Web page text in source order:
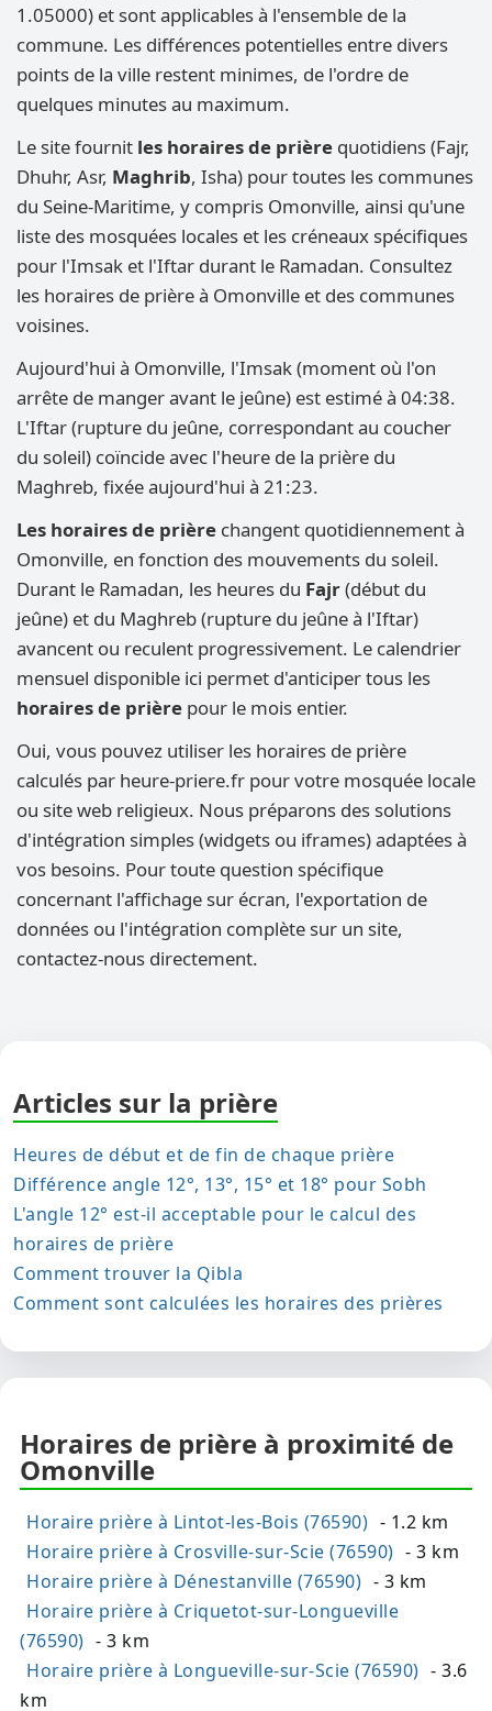
1.05000) et sont applicables à l'ensemble de la
commune. Les différences potentielles entre divers
points de la ville restent minimes, de l'ordre de
quelques minutes au maximum.
Le site fournit les horaires de prière quotidiens (Fajr,
Dhuhr, Asr, Maghrib, Isha) pour toutes les communes
du Seine-Maritime, y compris Omonville, ainsi qu'une
liste des mosquées locales et les créneaux spécifiques
pour l'Imsak et l'Iftar durant le Ramadan. Consultez
les horaires de prière à Omonville et des communes
voisines.
Aujourd'hui à Omonville, l'Imsak (moment où l'on
arrête de manger avant le jeûne) est estimé à 04:38.
L'Iftar (rupture du jeûne, correspondant au coucher
du soleil) coïncide avec l'heure de la prière du
Maghreb, fixée aujourd'hui à 21:23.
Les horaires de prière changent quotidiennement à
Omonville, en fonction des mouvements du soleil.
Durant le Ramadan, les heures du Fajr(début du
jeûne) et du Maghreb (rupture du jeûne à l'Iftar)
avancent ou reculent progressivement. Le calendrier
mensuel disponible ici permet d'anticiper tous les
horaires de prière pour le mois entier.
Oui, vous pouvez utiliser les horaires de prière
calculés par heure-priere.fr pour votre mosquée locale
ou site web religieux. Nous préparons des solutions
d'intégration simples (widgets ou iframes) adaptées à
vos besoins. Pour toute question spécifique
concernant l'affichage sur écran, l'exportation de
données ou l'intégration complète sur un site,
contactez-nous directement.
Articles sur la prière
Heures de début et de fin de chaque prière
Différence angle 12°, 13°, 15° et 18° pour Sobh
L'angle 12° est-il acceptable pour le calcul des
horaires de prière
Comment trouver la Qibla
Comment sont calculées les horaires des prières
Horaires de prière à proximité de
Omonville
Horaire prière à Lintot-les-Bois (76590) - 1.2 km
Horaire prière à Crosville-sur-Scie (76590) - 3 km
Horaire prière à Dénestanville (76590) - 3 km
Horaire prière à Criquetot-sur-Longueville
(76590) - 3 km
Horaire prière à Longueville-sur-Scie (76590) - 3.6
km